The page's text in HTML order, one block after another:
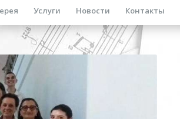
Услуги Новости Контакты